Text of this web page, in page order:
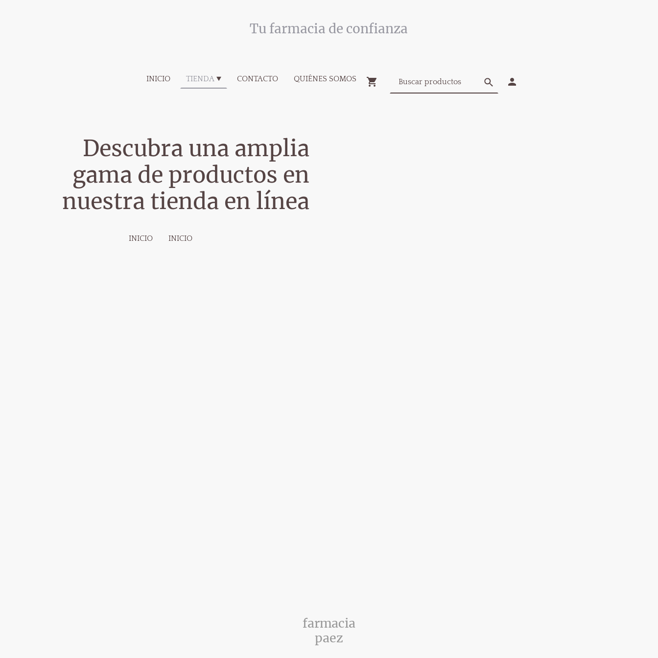
Tu farmacia de confianza
INICIO TIENDA CONTACTO QUIÉNES SOMOS
Descubra una amplia
gama de productos en
nuestra tienda en línea
INICIO INICIO
farmacia
paez